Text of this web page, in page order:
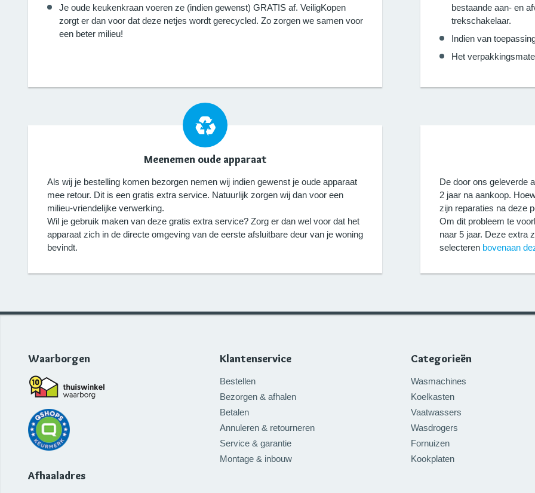
Je oude keukenkraan voeren ze (indien gewenst) GRATIS af. VeiligKopen
zorgt er dan voor dat deze netjes wordt gerecycled. Zo zorgen we samen voor
een beter milieu!
bestaande aan- en
trekschakelaar.
Indien van
Het
Meenemen oude apparaat
Als wij je bestelling komen bezorgen nemen wij indien gewenst je oude apparaat
mee retour. Dit is een gratis extra service. Natuurlijk zorgen wij dan voor een
milieu-vriendelijke verwerking.
Wil je gebruik maken van deze gratis extra service? Zorg er dan wel voor dat het
apparaat zich in de directe omgeving van de eerste afsluitbare deur van je woning
bevindt.
De door ons geleverde
2 jaar na aankoop.
zijn reparaties na deze
Om dit probleem te
naar 5 jaar. Deze extra
selecteren bovenaan
Waarborgen
Afhaaladres
Klantenservice
Bestellen
Bezorgen & afhalen
Betalen
Annuleren & retourneren
Service & garantie
Montage & inbouw
Categorieën
Wasmachines
Koelkasten
Vaatwassers
Wasdrogers
Fornuizen
Kookplaten